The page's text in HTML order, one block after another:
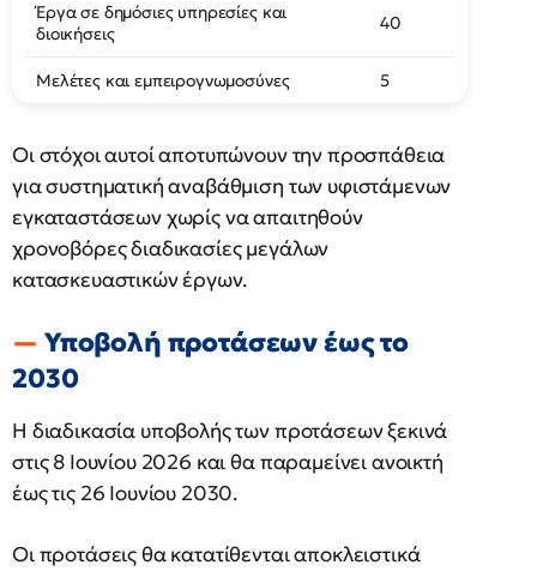
Έργα σε δημόσιες υπηρεσίες και
διοικήσεις
40
Μελέτες και εμπειρογνωμοσύνες 5
Οι στόχοι αυτοί αποτυπώνουν την προσπάθεια
για συστηματική αναβάθμιση των υφιστάμενων
εγκαταστάσεων χωρίς να απαιτηθούν
χρονοβόρες διαδικασίες μεγάλων
κατασκευαστικών έργων.
Υποβολή προτάσεων έως το
2030
Η διαδικασία υποβολής των προτάσεων ξεκινά
στις 8 Ιουνίου 2026 και θα παραμείνει ανοικτή
έως τις 26 Ιουνίου 2030.
Οι προτάσεις θα κατατίθενται αποκλειστικά